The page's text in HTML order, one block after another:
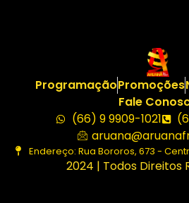
ProgramaçãoPromoções
Fale
(66) 9 9909-1021
Endereço: Rua Bororos, 673 -
2024 | Todos Direitos